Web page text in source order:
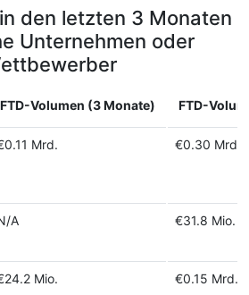
den letzten 3 Monaten
Unternehmen oder
FTD-Volumen (3 Monate) FTD-
Mrd. €0.30 Mrd.
A €31.8 Mio.
Mio. €0.15 Mrd.